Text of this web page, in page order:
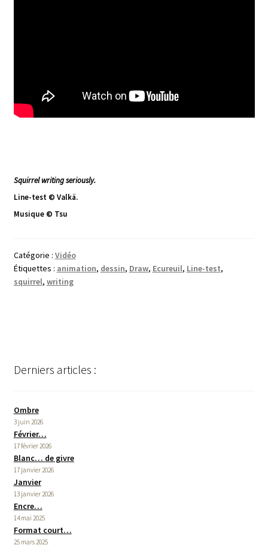
Squirrel writing seriously.
Line-test © Valkä.
Musique © Tsu
Catégorie : Vidéo
Étiquettes : animation, dessin, Draw, Ecureuil, Line-test,
squirrel, writing
Derniers articles :
Ombre
3 juin 2026
Février…
17 février 2026
Blanc… de givre
17 janvier 2026
Janvier
13 janvier 2026
Encre…
14 mai 2025
Format court…
25 mars 2025